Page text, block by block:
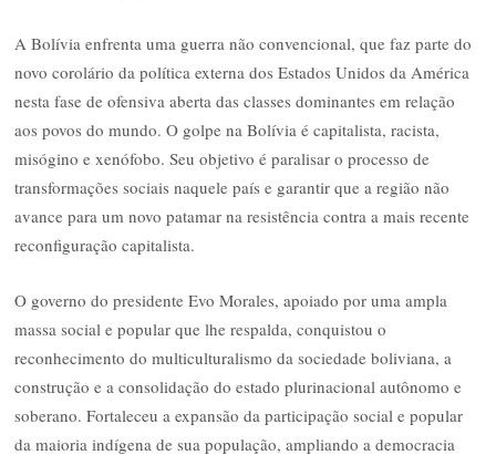
A Bolívia enfrenta uma guerra não convencional, que faz parte do
novo corolário da política externa dos Estados Unidos da América
nesta fase de ofensiva aberta das classes dominantes em relação
aos povos do mundo. O golpe na Bolívia é capitalista, racista,
misógino e xenófobo. Seu objetivo é paralisar o processo de
transformações sociais naquele país e garantir que a região não
avance para um novo patamar na resistência contra a mais recente
reconfiguração capitalista.
O governo do presidente Evo Morales, apoiado por uma ampla
massa social e popular que lhe respalda, conquistou o
reconhecimento do multiculturalismo da sociedade boliviana, a
construção e a consolidação do estado plurinacional autônomo e
soberano. Fortaleceu a expansão da participação social e popular
da maioria indígena de sua população, ampliando a democracia